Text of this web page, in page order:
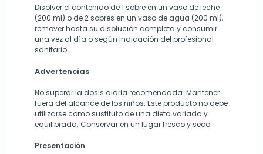
Disolver el contenido de 1 sobre en un vaso de leche
(200 ml) o de 2 sobres en un vaso de agua (200 ml),
remover hasta su disolución completa y consumir
una vez al día o según indicación del profesional
sanitario.
Advertencias
No superar la dosis diaria recomendada. Mantener
fuera del alcance de los niños. Este producto no debe
utilizarse como sustituto de una dieta variada y
equilibrada. Conservar en un lugar fresco y seco.
Presentación